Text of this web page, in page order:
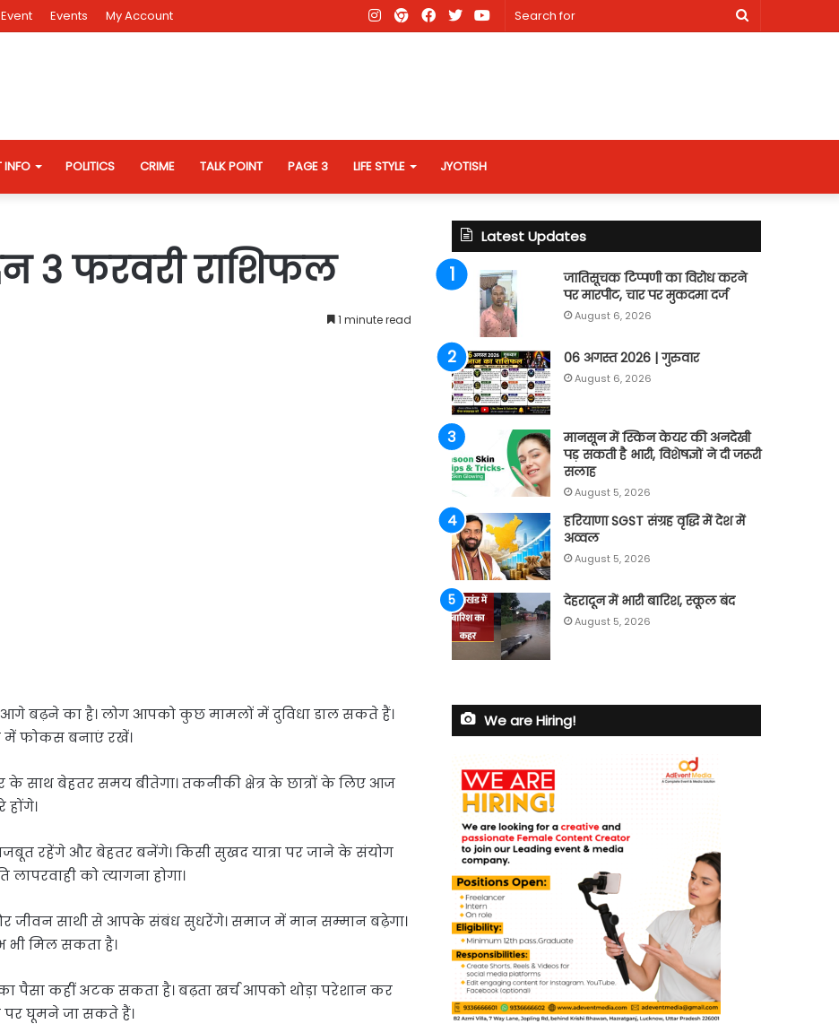
Events My Account
Search
Youtube
X
Facebook
AD
Instagram
INFO POLITICS CRIME TALK POINT PAGE 3 LIFE STYLE JYOTISH
3 फरवरी राशिफल
1 minute read
बढ़ने का है। लोग आपको कुछ मामलों में दुविधा डाल सकते हैं।
फोकस बनाएं रखें।
साथ बेहतर समय बीतेगा। तकनीकी क्षेत्र के छात्रों के लिए आज
रहेंगे और बेहतर बनेंगे। किसी सुखद यात्रा पर जाने के संयोग
लापरवाही को त्यागना होगा।
जीवन साथी से आपके संबंध सुधरेंगे। समाज में मान सम्मान बढ़ेगा।
भी मिल सकता है।
पैसा कहीं अटक सकता है। बढ़ता खर्च आपको थोड़ा परेशान कर
पर घूमने जा सकते हैं।
Latest Updates
जातिसूचक टिप्पणी का विरोध करने
पर मारपीट, चार पर मुकदमा दर्ज
August 6, 2026
06 अगस्त 2026 | गुरुवार
August 6, 2026
मानसून में स्किन केयर की अनदेखी
पड़ सकती है भारी, विशेषज्ञों ने दी जरूरी
सलाह
August 5, 2026
हरियाणा SGST संग्रह वृद्धि में देश में
अव्वल
August 5, 2026
देहरादून में भारी बारिश, स्कूल बंद
August 5, 2026
We are Hiring!